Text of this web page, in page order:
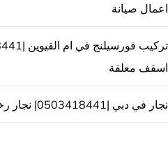
اعمال صيانة
اسقف معلقة
نجار في دبي |0503418441| نجار رخيص في دبي